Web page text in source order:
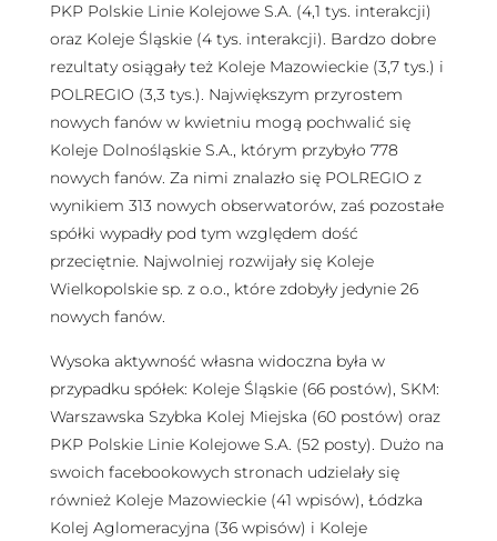
PKP Polskie Linie Kolejowe S.A. (4,1 tys. interakcji)
oraz Koleje Śląskie (4 tys. interakcji). Bardzo dobre
rezultaty osiągały też Koleje Mazowieckie (3,7 tys.) i
POLREGIO (3,3 tys.). Największym przyrostem
nowych fanów w kwietniu mogą pochwalić się
Koleje Dolnośląskie S.A., którym przybyło 778
nowych fanów. Za nimi znalazło się POLREGIO z
wynikiem 313 nowych obserwatorów, zaś pozostałe
spółki wypadły pod tym względem dość
przeciętnie. Najwolniej rozwijały się Koleje
Wielkopolskie sp. z o.o., które zdobyły jedynie 26
nowych fanów.
Wysoka aktywność własna widoczna była w
przypadku spółek: Koleje Śląskie (66 postów), SKM:
Warszawska Szybka Kolej Miejska (60 postów) oraz
PKP Polskie Linie Kolejowe S.A. (52 posty). Dużo na
swoich facebookowych stronach udzielały się
również Koleje Mazowieckie (41 wpisów), Łódzka
Kolej Aglomeracyjna (36 wpisów) i Koleje